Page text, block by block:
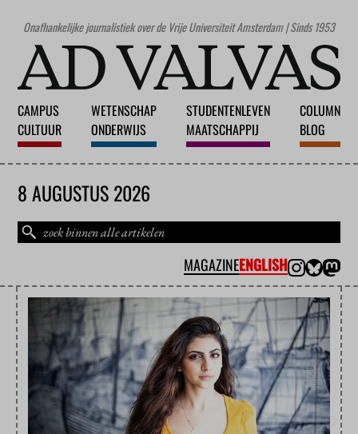
Onafhankelijke journalistiek over de Vrije Universiteit Amsterdam | Sinds 1953
CAMPUS
CULTUUR
WETENSCHAP
ONDERWIJS
STUDENTENLEVEN
MAATSCHAPPIJ
COLUMN
BLOG
8 AUGUSTUS 2026
MAGAZINEENGLISH